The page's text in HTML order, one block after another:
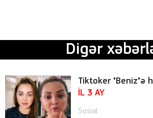
Digər
Tiktoker "Beniz"ə
İL 3 AY
Sosial